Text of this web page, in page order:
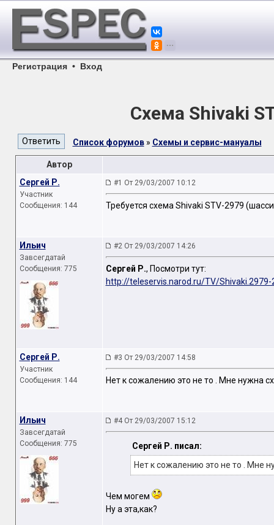
Регистрация • Вход
Схема Shivaki
Список форумов» Схемы и сервис-мануалы
Автор
Сергей Р.
Участник
Сообщения: 144
#1 От 29/03/2007 10:12
Требуется cхема Shivaki STV-2979
Ильич
Завсегдатай
Сообщения: 775
#2 От 29/03/2007 14:26
Сергей Р., Посмотри тут:
http://teleservis.narod.ru/TV/Shivaki.2979-
Сергей Р.
Участник
Сообщения: 144
#3 От 29/03/2007 14:58
Нет к сожалению это не то . Мне нужна
Ильич
Завсегдатай
Сообщения: 775
#4 От 29/03/2007 15:12
Сергей Р. писал:
Нет к сожалению это не то . Мне
Чем могем
Ну а эта,как?